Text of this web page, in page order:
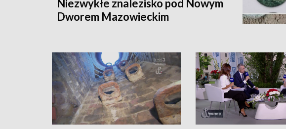
Niezwykłe znalezisko pod Nowym
Dworem Mazowieckim